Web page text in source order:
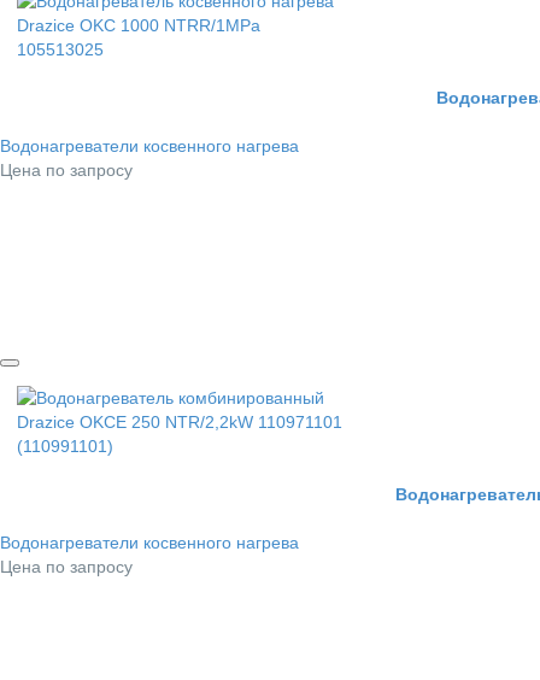
Водонагреватели косвенного нагрева
Цена по запросу
Водонагреватели косвенного нагрева
Цена по запросу